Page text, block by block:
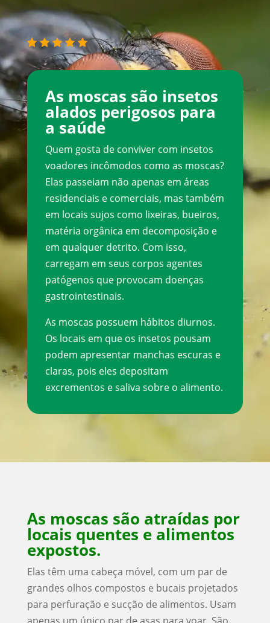
5/5 - (1 voto)
As moscas são insetos
alados perigosos para
a saúde
Quem gosta de conviver com insetos
voadores incômodos como as moscas?
Elas passeiam não apenas em áreas
residenciais e comerciais, mas também
em locais sujos como lixeiras, bueiros,
matéria orgânica em decomposição e
em qualquer detrito. Com isso,
carregam em seus corpos agentes
patógenos que provocam doenças
gastrointestinais.
As moscas possuem hábitos diurnos.
Os locais em que os insetos pousam
podem apresentar manchas escuras e
claras, pois eles depositam
excrementos e saliva sobre o alimento.
As moscas são atraídas por
locais quentes e alimentos
expostos.
Elas têm uma cabeça móvel, com um par de
grandes olhos compostos e bucais projetados
para perfuração e sucção de alimentos. Usam
apenas um único par de asas para voar. São